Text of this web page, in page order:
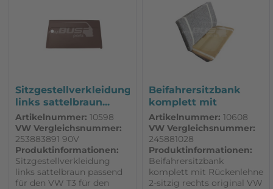
Sitzgestellverkleidung
links sattelbraun...
Artikelnummer: 10598
VW Vergleichsnummer:
253883891 90V
Produktinformationen:
Sitzgestellverkleidung
links sattelbraun passend
für den VW T3 für den
Beifahrersitzbank
komplett mit
Rückenlehne...
Artikelnummer: 10608
VW Vergleichsnummer:
245881028
Produktinformationen:
Beifahrersitzbank
komplett mit Rückenlehne
2-sitzig rechts original VW